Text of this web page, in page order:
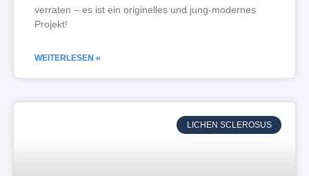
verraten – es ist ein originelles und jung-modernes
Projekt!
WEITERLESEN »
LICHEN SCLEROSUS